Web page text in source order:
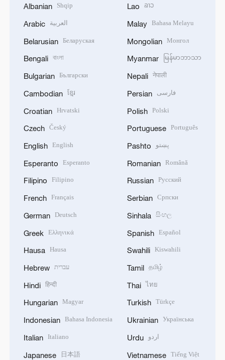
Albanian Shqip
Arabic العربية
Belarusian Беларуская
Bengali বাংলা
Bulgarian Български
Cambodian ខ្មែរ
Croatian Hrvatski
Czech Český
English English
Esperanto Esperanto
Filipino Filipino
French Français
German Deutsch
Greek Ελληνικά
Hausa Hausa
Hebrew עברית
Hindi हिन्दी
Hungarian Magyar
Indonesian Bahasa Indonesia
Italian Italiano
Japanese 日本語
Lao ລາວ
Malay Bahasa Melayu
Mongolian Монгол
Myanmar မြန်မာဘာသာ
Nepali नेपाली
Persian فارسی
Polish Polski
Portuguese Português
Pashto پښتو
Romanian Română
Russian Русский
Serbian Српски
Sinhala සිංහල
Spanish Español
Swahili Kiswahili
Tamil தமிழ்
Thai ไทย
Turkish Türkçe
Ukrainian Українська
Urdu اردو
Vietnamese Tiếng Việt